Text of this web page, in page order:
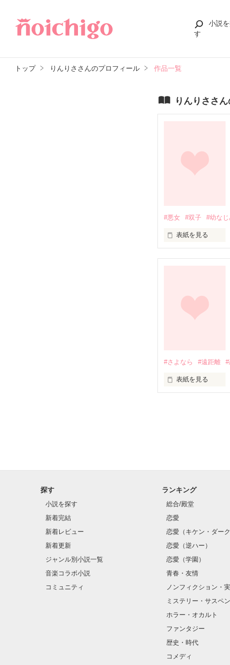
小説
す
トップ りんりささんのプロフィール 作品一覧
りんりささ
#悪女 #双子 #幼なじ
表紙を見る
だだあなたのそ
「愛してるよ」
それは私に対して
「私にとってお
「お姉ちゃん..
あたしに優ちゃん
クールだけどねたまに優しい
下村 優         しも
素直で甘えん坊の妹
住川 愛奈     すみかわ あいな
#さよなら #遠距離
表紙を見る
探す
小説を探す
新着完結
新着レビュー
新着更新
ジャンル別小説一覧
音楽コラボ小説
コミュニティ
ランキング
総合/殿堂
恋愛
恋愛（キケン・ダーク
恋愛（逆ハー）
恋愛（学園）
青春・友情
ノンフィクション・
ミステリー・サスペ
ホラー・オカルト
ファンタジー
歴史・時代
コメディ